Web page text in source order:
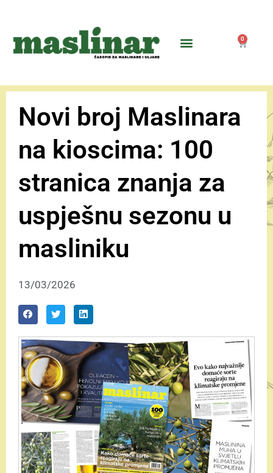
0
Novi broj Maslinara
na kioscima: 100
stranica znanja za
uspješnu sezonu u
masliniku
13/03/2026